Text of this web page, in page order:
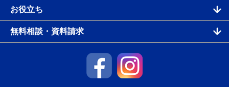
お役立ち
無料相談・資料請求